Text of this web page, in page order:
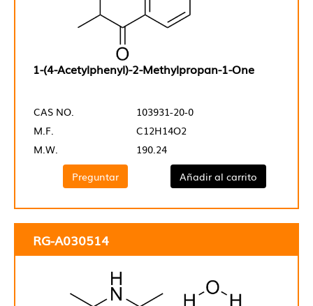
1-(4-Acetylphenyl)-2-Methylpropan-1-One
CAS NO.
103931-20-0
M.F.
C12H14O2
M.W.
190.24
Preguntar
Añadir al carrito
RG-A030514